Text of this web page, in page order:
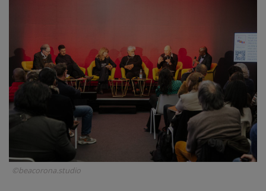
©beacorona.studio